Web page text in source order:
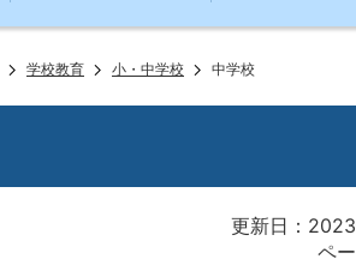
学校教育 小・中学校 中学校
更新日：
ペ